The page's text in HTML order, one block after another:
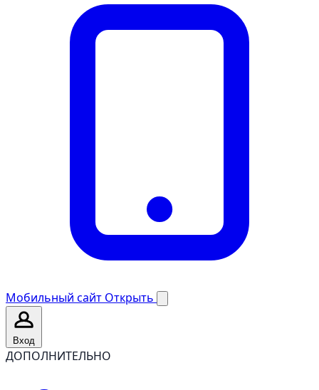
Мобильный сайт Открыть
Вход
ДОПОЛНИТЕЛЬНО